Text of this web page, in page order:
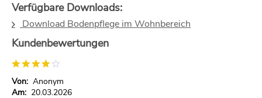
Verfügbare Downloads:
Download Bodenpflege im Wohnbereich
Kundenbewertungen
Von: Anonym
Am: 20.03.2026